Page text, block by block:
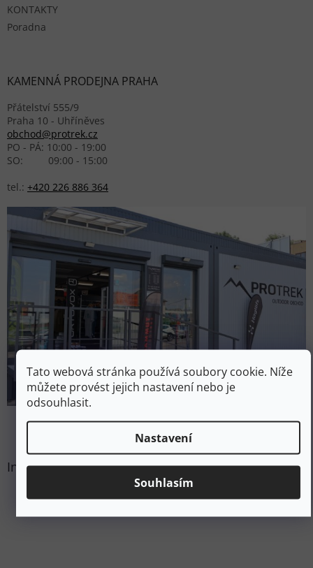
Tato webová stránka používá soubory cookie. Níže
můžete provést jejich nastavení nebo je
odsouhlasit.
Nastavení
Souhlasím
KONTAKTY
Poradna
KAMENNÁ PRODEJNA PRAHA
Přátelství 555/9
Praha 10 - Uhříněves
obchod@protrek.cz
PO - PÁ: 10:00 - 19:00
SO: 09:00 - 15:00
tel.: +420 226 886 364
Instagram